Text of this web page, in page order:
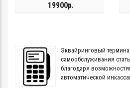
19900р.
Эквайринговый
самообслуживания
благодаря
автоматической